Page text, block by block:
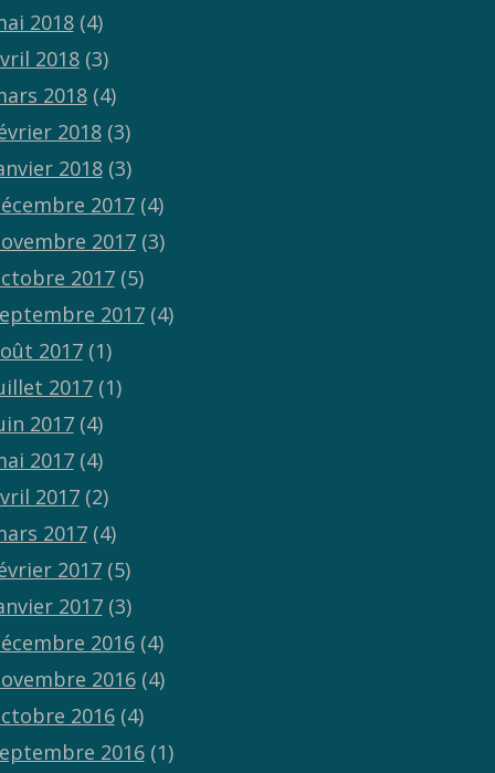
2018(4)
2018(3)
2018(4)
2018(3)
2018(3)
2017(4)
2017(3)
2017(5)
2017(4)
2017(1)
2017(1)
2017(4)
2017(4)
2017(2)
2017(4)
2017(5)
2017(3)
2016(4)
2016(4)
2016(4)
2016(1)